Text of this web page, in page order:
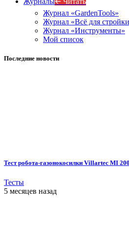
Журнал «GardenTools»
Журнал «Всё для
Журнал «Инструменты»
Мой список
Последние новости
Тест робота-газонокосилки Villartec MI
Тесты
5 месяцев назад